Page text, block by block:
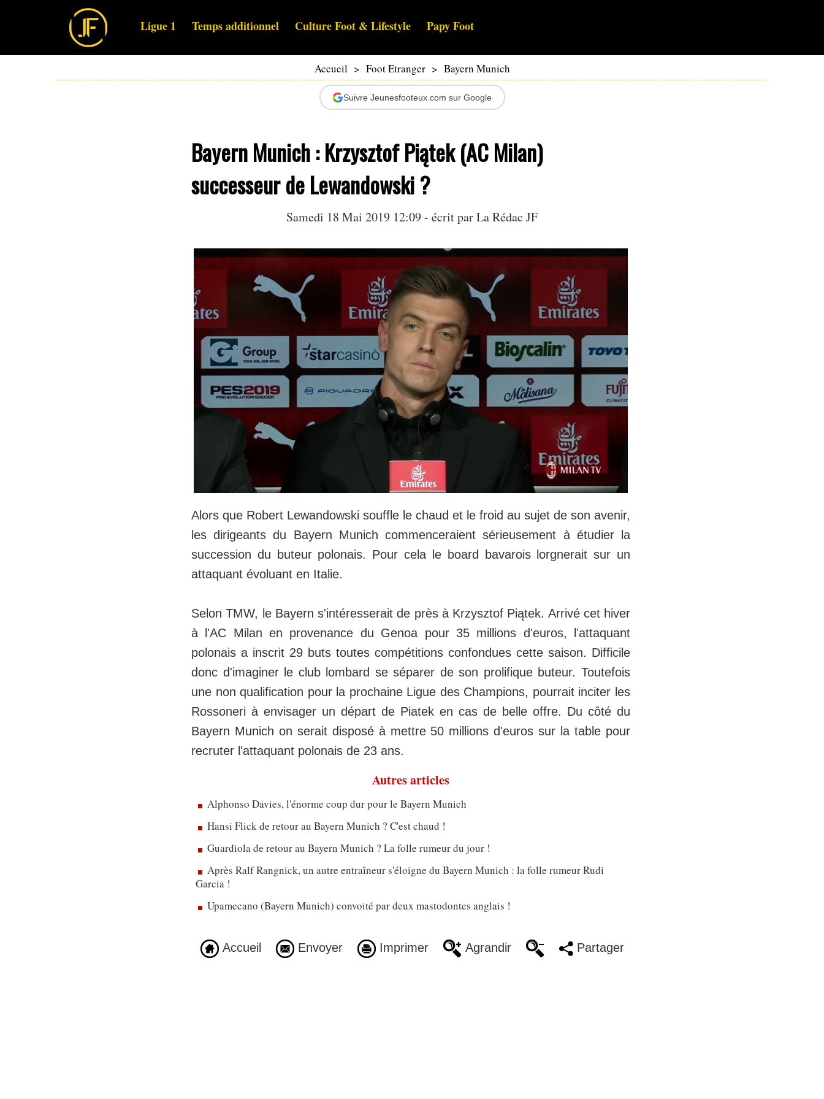
Ligue 1 Temps additionnel Culture Foot & Lifestyle Papy Foot
Accueil > Foot Etranger > Bayern Munich
Suivre Jeunesfooteux.com sur Google
Bayern Munich : Krzysztof Piątek (AC Milan)
successeur de Lewandowski ?
Samedi 18 Mai 2019 12:09 - écrit par La Rédac JF
Alors que Robert Lewandowski souffle le chaud et le froid au sujet de son avenir,
les dirigeants du Bayern Munich commenceraient sérieusement à étudier la
succession du buteur polonais. Pour cela le board bavarois lorgnerait sur un
attaquant évoluant en Italie.
Selon TMW, le Bayern s'intéresserait de près à Krzysztof Piątek. Arrivé cet hiver
à l'AC Milan en provenance du Genoa pour 35 millions d'euros, l'attaquant
polonais a inscrit 29 buts toutes compétitions confondues cette saison. Difficile
donc d'imaginer le club lombard se séparer de son prolifique buteur. Toutefois
une non qualification pour la prochaine Ligue des Champions, pourrait inciter les
Rossoneri à envisager un départ de Piatek en cas de belle offre. Du côté du
Bayern Munich on serait disposé à mettre 50 millions d'euros sur la table pour
recruter l'attaquant polonais de 23 ans.
Autres articles
Alphonso Davies, l'énorme coup dur pour le Bayern Munich
Hansi Flick de retour au Bayern Munich ? C'est chaud !
Guardiola de retour au Bayern Munich ? La folle rumeur du jour !
Après Ralf Rangnick, un autre entraîneur s'éloigne du Bayern Munich : la folle rumeur Rudi
Garcia !
Upamecano (Bayern Munich) convoité par deux mastodontes anglais !
Accueil Envoyer Imprimer Agrandir Partager